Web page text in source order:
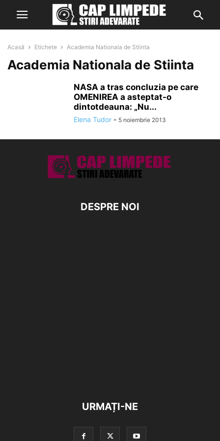
Acasă Etichete Academia Nationala de Stiinta
Academia Nationala de Stiinta
NASA a tras concluzia pe care
OMENIREA a asteptat-o
dintotdeauna: „Nu...
Elena Tudor - 5 noiembrie 2013
DESPRE NOI
URMAȚI-NE